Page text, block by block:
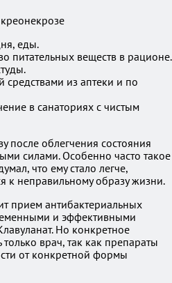
еды.
питательных веществ в рационе.
из аптеки и по
в санаториях с чистым
после облегчения состояния
силами. Особенно часто такое
что ему стало легче,
к неправильному образу жизни.
прием антибактериальных
и эффективными
Но конкретное
врач, так как препараты
от конкретной формы